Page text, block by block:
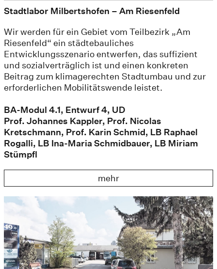
Stadtlabor Milbertshofen – Am Riesenfeld
Wir werden für ein Gebiet vom Teilbezirk „Am
Riesenfeld“ ein städtebauliches
Entwicklungsszenario entwerfen, das suffizient
und sozialverträglich ist und einen konkreten
Beitrag zum klimagerechten Stadtumbau und zur
erforderlichen Mobilitätswende leistet.
BA-Modul 4.1, Entwurf 4, UD
Prof. Johannes Kappler, Prof. Nicolas
Kretschmann, Prof. Karin Schmid, LB Raphael
Rogalli, LB Ina-Maria Schmidbauer, LB Miriam
Stümpfl
mehr